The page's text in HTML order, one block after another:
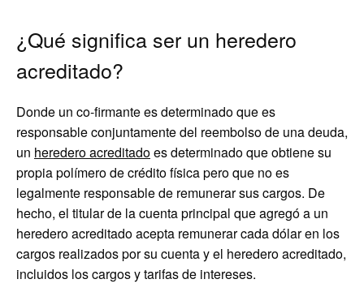
¿Qué significa ser un heredero
acreditado?
Donde un co-firmante es determinado que es
responsable conjuntamente del reembolso de una deuda,
un heredero acreditadoes determinado que obtiene su
propia polímero de crédito física pero que no es
legalmente responsable de remunerar sus cargos. De
hecho, el titular de la cuenta principal que agregó a un
heredero acreditado acepta remunerar cada dólar en los
cargos realizados por su cuenta y el heredero acreditado,
incluidos los cargos y tarifas de intereses.